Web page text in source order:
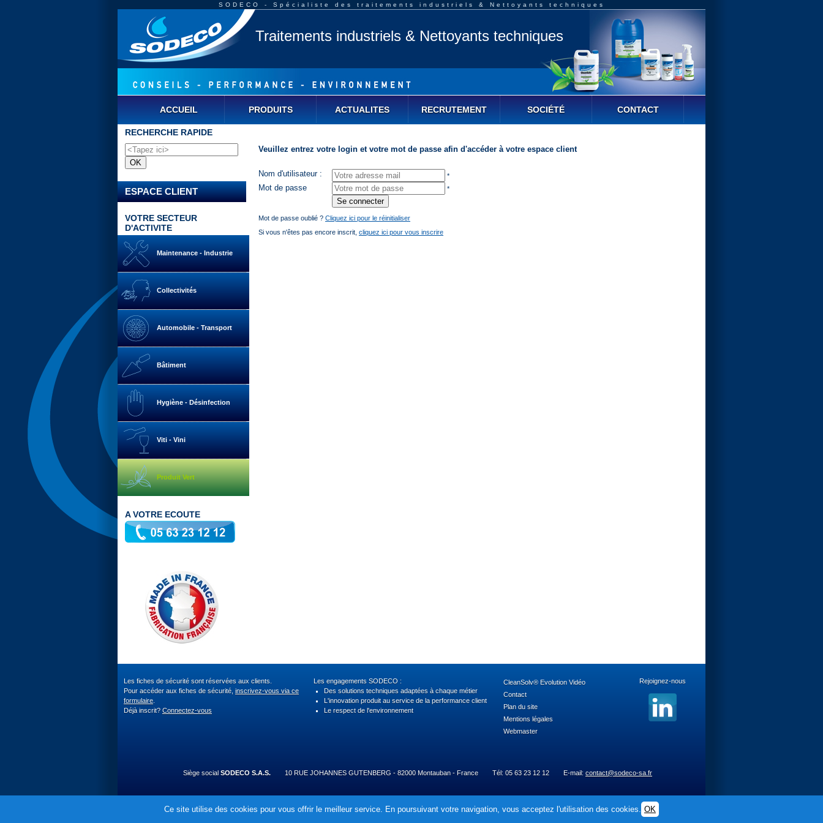
SODECO - Spécialiste des traitements industriels & Nettoyants techniques
Traitements industriels & Nettoyants techniques
ACCUEIL PRODUITS ACTUALITES RECRUTEMENT SOCIÉTÉ CONTACT
RECHERCHE RAPIDE
ESPACE CLIENT
VOTRE SECTEUR
D'ACTIVITE
Maintenance - Industrie
Collectivités
Automobile - Transport
Bâtiment
Hygiène - Désinfection
Viti - Vini
Produit Vert
A VOTRE ECOUTE
Veuillez entrez votre login et votre mot de passe afin d'accéder à votre espace client
Nom d'utilisateur : *
Mot de passe *
Mot de passe oublié ? Cliquez ici pour le réinitialiser
Si vous n'êtes pas encore inscrit, cliquez ici pour vous inscrire
Les fiches de sécurité sont réservées aux clients.
Pour accéder aux fiches de sécurité, inscrivez-vous via ce
formulaire
Déjà inscrit? Connectez-vous
Les engagements SODECO :
Des solutions techniques adaptées à chaque métier
L'innovation produit au service de la performance client
Le respect de l'environnement
CleanSolv® Evolution Vidéo
Contact
Plan du site
Mentions légales
Webmaster
Rejoignez-nous
Siège social SODECO S.A.S. 10 RUE JOHANNES GUTENBERG - 82000 Montauban - France Tél: 05 63 23 12 12 E-mail: contact@sodeco-sa.fr
Ce site utilise des cookies pour vous offrir le meilleur service. En poursuivant votre navigation, vous acceptez l'utilisation des cookies. OK